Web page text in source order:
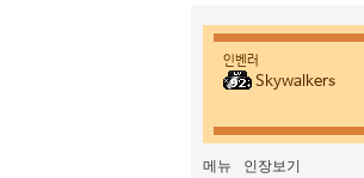
인벤러
Skywalkers
메뉴 인장보기